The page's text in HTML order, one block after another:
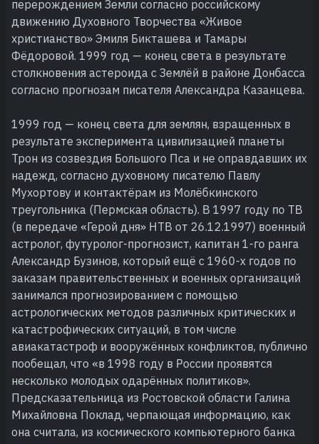
перерождением Земли согласно российскому
движению Духовного Творчества «Живое
христианство» Эмиля Бикташева и Тамары
Фёдоровой. 1999 год — конец света в результате
столкновения астероида с Землёй в районе Донбасса
согласно прогнозам писателя Александра Казанцева.
1999 год — конец света для землян, взращенных в
результате эксперимента цивилизацией планеты
Трон из созвездия Большого Пса и не оправдавших их
надежд, согласно духовному писателю Павлу
Мухортову и контактёрам из Молёбкинского
треугольника (Пермская область). В 1997 году по ТВ
(в передаче «Герой дня» НТВ от 26.12.1997) военный
астролог, футуролог-прогнозист, капитан 1-го ранга
Александр Бузинов, который ещё с 1960-х годов по
заказам правительственных и военных организаций
занимался прогнозированием с помощью
астрологических методов различных критических и
катастрофических ситуаций, в том числе
авиакатастроф и вооружённых конфликтов, публично
пообещал, что «в 1998 году в России проявятся
несколько молодых одарённых политиков».
Предсказательница из Ростовской области Галина
Михайловна Поклад, черпающая информацию, как
она считала, из космического компьютерного банка